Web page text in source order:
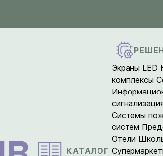
КАТАЛОГ
Экраны LED
комплексы
Системы
систем
Отели